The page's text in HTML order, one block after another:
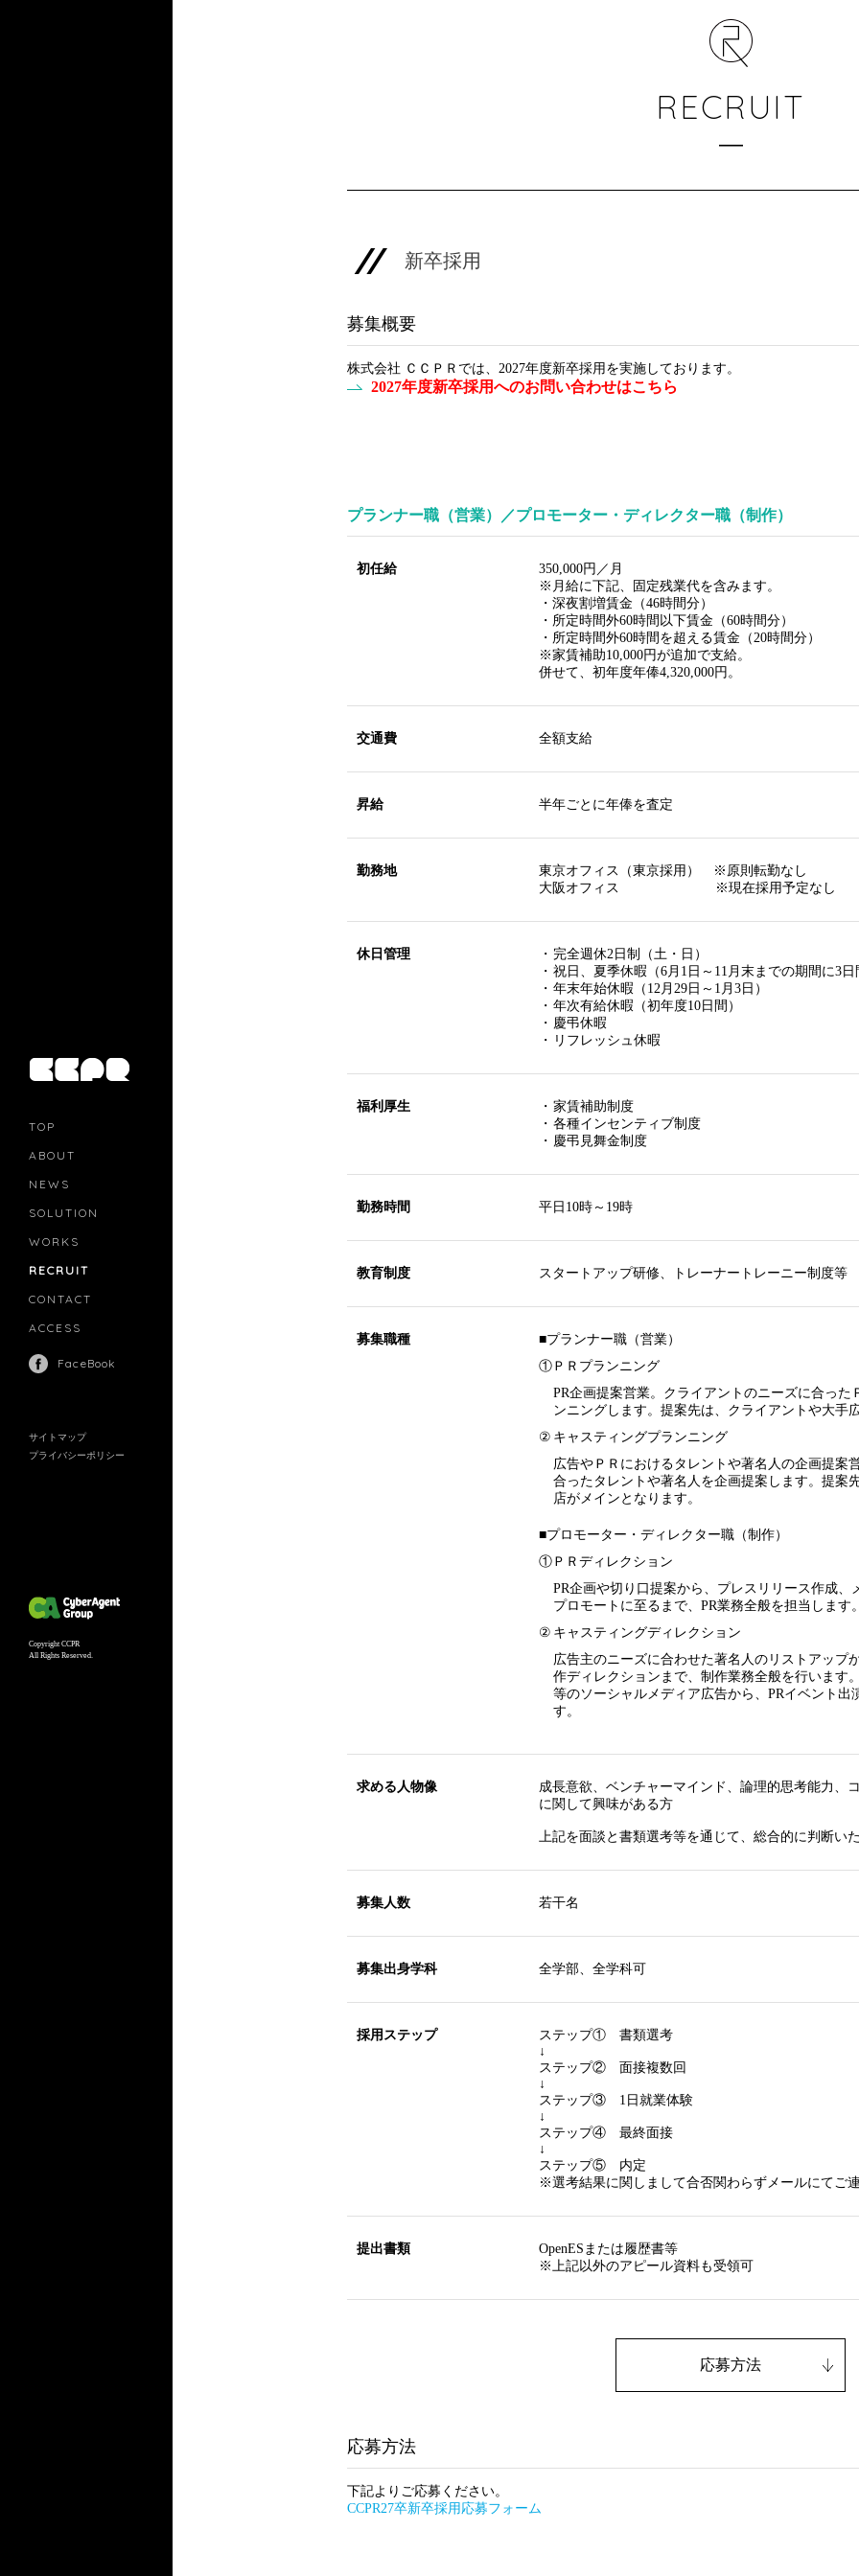
TOP
ABOUT
NEWS
SOLUTION
WORKS
RECRUIT
CONTACT
ACCESS
FaceBook
サイトマップ
プライバシーポリシー
Copyright CCPR
All Rights Reserved.
MOVIE MARKETING
INFLUENCERS MARKETING
RECRUIT
新卒採用
募集概要
株式会社 ＣＣＰＲでは、2027年度新卒採用を実施しております。
2027年度新卒採用へのお問い合わせはこちら
プランナー職（営業）／プロモーター・ディレクター職（制作）
初任給
350,000円／月
※月給に下記、固定残業代を含みます。
・深夜割増賃金（46時間分）
・所定時間外60時間以下賃金（60時間分）
・所定時間外60時間を超える賃金（20時間分）
※家賃補助10,000円が追加で支給。
併せて、初年度年俸4,320,000円。
交通費 全額支給
昇給 半年ごとに年俸を査定
勤務地
東京オフィス（東京採用） ※原則転勤なし
大阪オフィス ※現在採用予定なし
休日管理 ・ 完全週休2日制（土・日）
・ 祝日、夏季休暇（6月1日～11月末までの期間に3日
・ 年末年始休暇（12月29日～1月3日）
・ 年次有給休暇（初年度10日間）
・ 慶弔休暇
・ リフレッシュ休暇
福利厚生 ・ 家賃補助制度
・ 各種インセンティブ制度
・ 慶弔見舞金制度
勤務時間 平日10時～19時
教育制度 スタートアップ研修、トレーナートレーニー制度等
募集職種
■プランナー職（営業）
①ＰＲプランニング
PR企画提案営業。クライアントのニーズに合っ
ンニングします。提案先は、クライアントや大手
② キャスティングプランニング
広告やＰＲにおけるタレントや著名人の企画提案
合ったタレントや著名人を企画提案します。提案
店がメインとなります。
■プロモーター・ディレクター職（制作）
①ＰＲディレクション
PR企画や切り口提案から、プレスリリース作成
プロモートに至るまで、PR業務全般を担当します
② キャスティングディレクション
広告主のニーズに合わせた著名人のリストアップ
作ディレクションまで、制作業務全般を行います
等のソーシャルメディア広告から、PRイベント
す。
求める人物像
成長意欲、ベンチャーマインド、論理的思考能力、
に関して興味がある方
上記を面談と書類選考等を通じて、総合的に判断い
募集人数 若干名
募集出身学科 全学部、全学科可
採用ステップ
ステップ① 書類選考
↓
ステップ② 面接複数回
↓
ステップ③ 1日就業体験
↓
ステップ④ 最終面接
↓
ステップ⑤ 内定
※選考結果に関しまして合否関わらずメールにてご
提出書類
OpenESまたは履歴書等
※上記以外のアピール資料も受領可
応募方法
応募方法
下記よりご応募ください。
CCPR27卒新卒採用応募フォーム